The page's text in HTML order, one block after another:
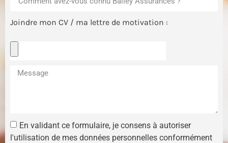
Joindre mon CV / ma lettre de motivation :
En validant ce formulaire, je consens à autoriser
l'utilisation de mes données personnelles conformément